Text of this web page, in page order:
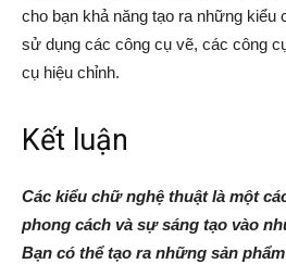
cho bạn khả năng tạo ra những kiểu
sử dụng các công cụ vẽ, các công
cụ hiệu chỉnh.
Kết luận
Các kiểu chữ nghệ thuật là một
phong cách và sự sáng tạo vào
Bạn có thể tạo ra những sản